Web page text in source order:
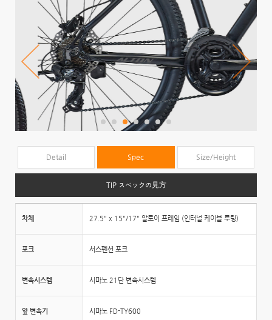
Detail Spec Size/Height
TIP スペックの見方
차체 27.5" x 15"/17" 알로이 프레임 (인터널 케이블 루팅)
포크 서스펜션 포크
변속시스템 시마노 21단 변속시스템
앞 변속기 시마노 FD-TY600